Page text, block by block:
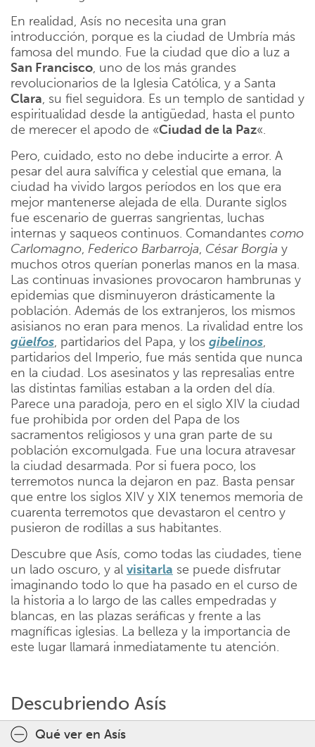
En realidad, Asís no necesita una gran
introducción, porque es la ciudad de Umbría más
famosa del mundo. Fue la ciudad que dio a luz a
San Francisco, uno de los más grandes
revolucionarios de la Iglesia Católica, y a Santa
Clara, su fiel seguidora. Es un templo de santidad y
espiritualidad desde la antigüedad, hasta el punto
de merecer el apodo de «Ciudad de la Paz«.
Pero, cuidado, esto no debe inducirte a error. A
pesar del aura salvífica y celestial que emana, la
ciudad ha vivido largos períodos en los que era
mejor mantenerse alejada de ella. Durante siglos
fue escenario de guerras sangrientas, luchas
internas y saqueos continuos. Comandantes como
Carlomagno, Federico Barbarroja, César Borgia y
muchos otros querían ponerlas manos en la masa.
Las continuas invasiones provocaron hambrunas y
epidemias que disminuyeron drásticamente la
población. Además de los extranjeros, los mismos
asisianos no eran para menos. La rivalidad entre los
güelfos, partidarios del Papa, y los gibelinos,
partidarios del Imperio, fue más sentida que nunca
en la ciudad. Los asesinatos y las represalias entre
las distintas familias estaban a la orden del día.
Parece una paradoja, pero en el siglo XIV la ciudad
fue prohibida por orden del Papa de los
sacramentos religiosos y una gran parte de su
población excomulgada. Fue una locura atravesar
la ciudad desarmada. Por si fuera poco, los
terremotos nunca la dejaron en paz. Basta pensar
que entre los siglos XIV y XIX tenemos memoria de
cuarenta terremotos que devastaron el centro y
pusieron de rodillas a sus habitantes.
Descubre que Asís, como todas las ciudades, tiene
un lado oscuro, y al visitarla se puede disfrutar
imaginando todo lo que ha pasado en el curso de
la historia a lo largo de las calles empedradas y
blancas, en las plazas seráficas y frente a las
magníficas iglesias. La belleza y la importancia de
este lugar llamará inmediatamente tu atención.
Descubriendo Asís
Qué ver en Asís